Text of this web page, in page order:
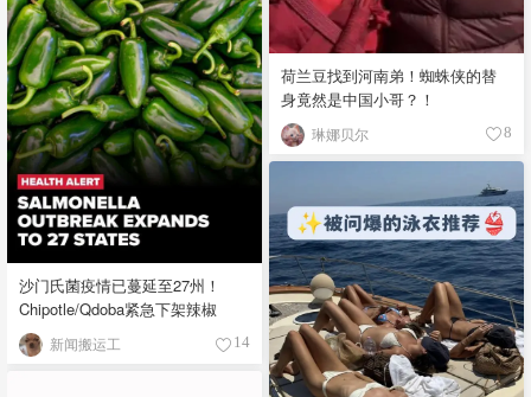
荷兰豆找到河南弟！蜘蛛侠的替
身竟然是中国小哥？！
琳娜贝尔 8
沙门氏菌疫情已蔓延至27州！
Chipotle/Qdoba紧急下架辣椒
新闻搬运工 14